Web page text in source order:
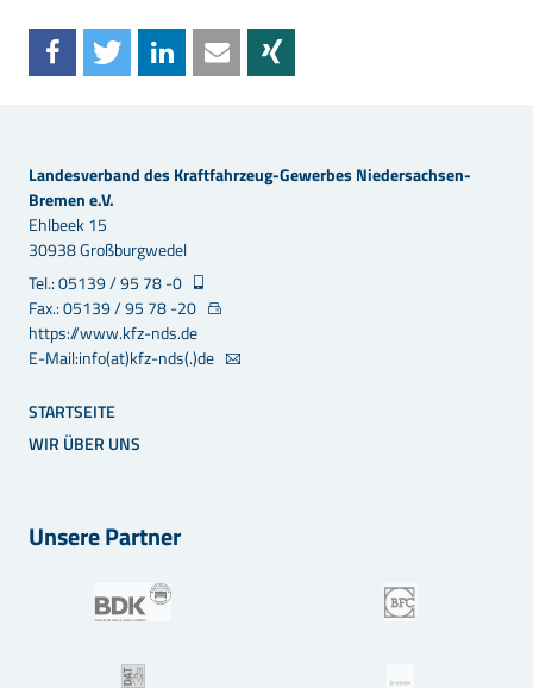
Landesverband des Kraftfahrzeug-Gewerbes Niedersachsen-
Bremen e.V.
Ehlbeek 15
30938 Großburgwedel
Tel.: 05139 / 95 78 -0
Fax.: 05139 / 95 78 -20
https://www.kfz-nds.de
E-Mail:info(at)kfz-nds(.)de
STARTSEITE
WIR ÜBER UNS
Unsere Partner